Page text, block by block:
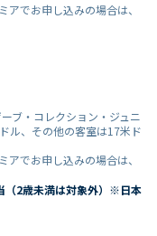
でお申し込みの場合は、
ブ・コレクション・ジュニ
ル、その他の客室は17米ド
でお申し込みの場合は、
2歳未満は対象外）※日本